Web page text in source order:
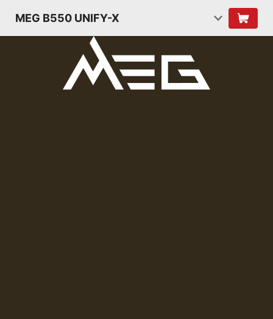
MEG B550 UNIFY-X